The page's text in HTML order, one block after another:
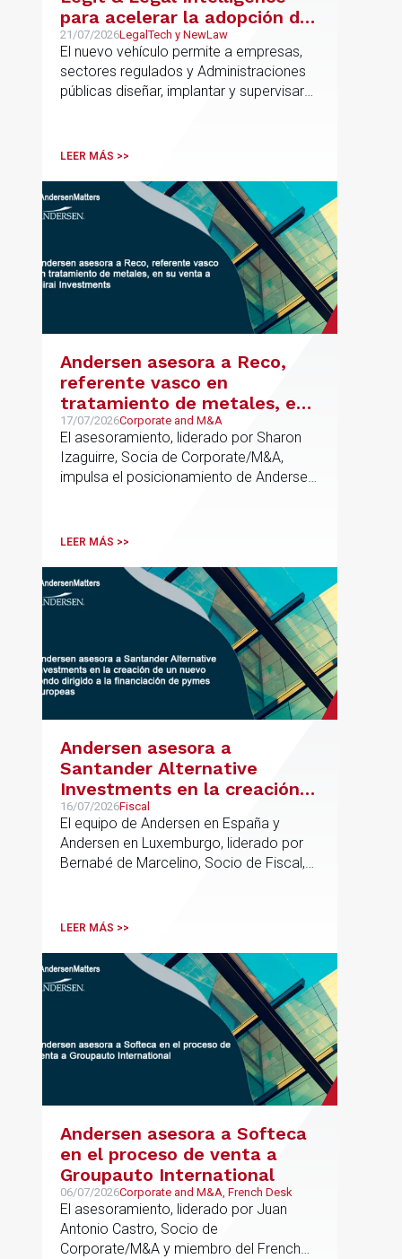
para acelerar la adopción de
IA con seguridad jurídica en
el marco regulatorio europeo
21/07/2026LegalTech y NewLaw
El nuevo vehículo permite a empresas,
sectores regulados y Administraciones
públicas diseñar, implantar y supervisar
cumplimiento normativo desde el origen.
metodología propia de gestión de
riesgos de IA y se alinea con la
estrategia española de IA soberana
articulada en torno a ALIA.
LEER MÁS >>
Andersen asesora a Reco,
referente vasco en
tratamiento de metales, en
su venta a Mirai Investments
17/07/2026Corporate and M&A
El asesoramiento, liderado por Sharon
Izaguirre, Socia de Corporate/M&A,
impulsa el posicionamiento de Andersen
procesos estratégicos de M&A
LEER MÁS >>
Andersen asesora a
Santander Alternative
Investments en la creación
de un nuevo fondo dirigido a
la financiación de pymes
europeas
16/07/2026Fiscal
El equipo de Andersen en España y
Andersen en Luxemburgo, liderado por
Bernabé de Marcelino, Socio de Fiscal,
formación del fondo, hasta el primer
LEER MÁS >>
Andersen asesora a Softeca
en el proceso de venta a
Groupauto International
06/07/2026Corporate and M&A, French Desk
El asesoramiento, liderado por Juan
Antonio Castro, Socio de
Corporate/M&A y miembro del French